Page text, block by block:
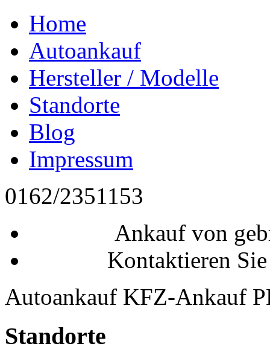
Home
Autoankauf
Hersteller / Modelle
Standorte
Blog
Impressum
0162/2351153
Ankauf von
Kontaktieren
Autoankauf KFZ-Ankauf
Standorte